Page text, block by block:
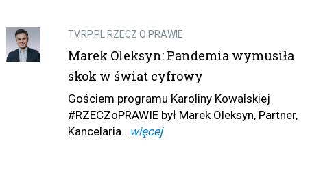
TV.RP.PL RZECZ O PRAWIE
Marek Oleksyn: Pandemia wymusiła
skok w świat cyfrowy
Gościem programu Karoliny Kowalskiej
#RZECZoPRAWIE był Marek Oleksyn, Partner,
Kancelaria...więcej